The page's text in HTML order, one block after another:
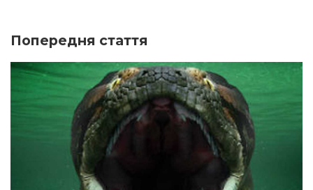
Попередня стаття